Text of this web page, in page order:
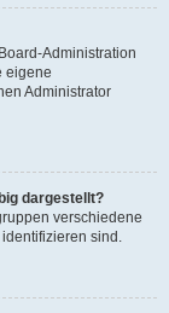
Administration
eigene
Administrator
dargestellt?
verschiedene
sind.